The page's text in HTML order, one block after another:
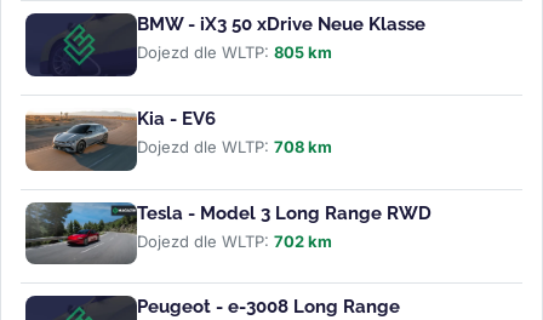
BMW - iX3 50 xDrive Neue Klasse
Dojezd dle WLTP: 805 km
Kia - EV6
Dojezd dle WLTP: 708 km
Tesla - Model 3 Long Range RWD
Dojezd dle WLTP: 702 km
Peugeot - e-3008 Long Range